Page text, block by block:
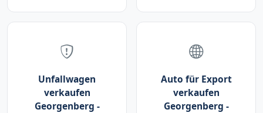
Unfallwagen
verkaufen
Georgenberg -
Auto für Export
verkaufen
Georgenberg -